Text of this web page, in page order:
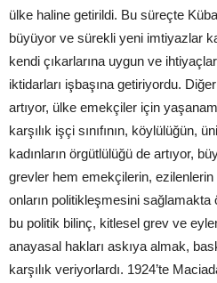
ülke haline getirildi. Bu süreçte
büyüyor ve sürekli yeni imtiyazlar
kendi çıkarlarına uygun ve
iktidarları işbaşına getiriyordu.
artıyor, ülke emekçiler için
karşılık işçi sınıfının, köylülüğün,
kadınların örgütlülüğü de artıyor,
grevler hem emekçilerin,
onların politikleşmesini
bu politik bilinç, kitlesel grev ve
anayasal hakları askıya almak,
karşılık veriyorlardı. 1924’te